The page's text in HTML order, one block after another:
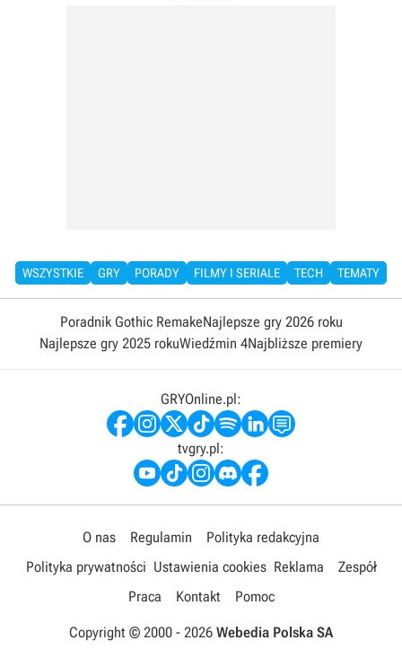
WSZYSTKIE GRY PORADY FILMY I SERIALE TECH TEMATY
Poradnik Gothic RemakeNajlepsze gry 2026 roku
Najlepsze gry 2025 rokuWiedźmin 4Najbliższe premiery
GRYOnline.pl:
tvgry.pl:
O nas Regulamin
Polityka redakcyjna
Polityka prywatności Ustawienia cookies Reklama
Zespół
Praca
Kontakt Pomoc
Copyright © 2000 - 2026 Webedia Polska SA